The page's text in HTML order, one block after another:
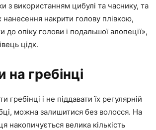
з використанням цибулі та часнику, та
нанесення накрити голову плівкою,
до опіку голови і подальшої алопеції»,
цідк.
на гребінці
гребінці і не піддавати їх регулярній
можна залишитися без волосся. На
накопичується велика кількість